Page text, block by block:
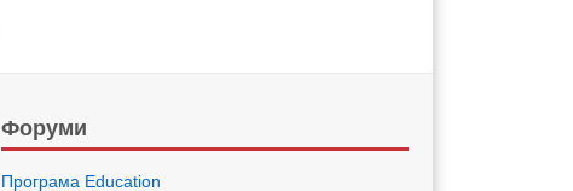
Форуми
Програма Eduсation